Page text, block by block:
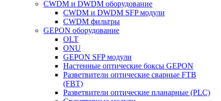
CWDM и DWDM оборудование
CWDM и DWDM SFP модули
CWDM фильтры
GEPON оборудование
OLT
ONU
GEPON SFP модули
Настенные оптические боксы GEPON
Разветвители оптические сварные FTB
(FBT)
Разветвители оптические планарные (PLC)